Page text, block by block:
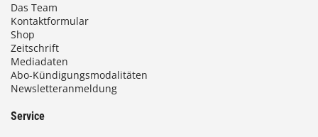
Das Team
Kontaktformular
Shop
Zeitschrift
Mediadaten
Abo-Kündigungsmodalitäten
Newsletteranmeldung
Service